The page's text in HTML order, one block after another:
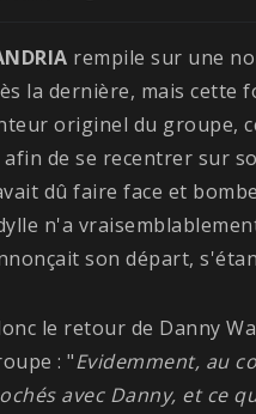
rempile sur une
la dernière, mais cette
originel du groupe,
de se recentrer sur
dû faire face et
n'a
son départ,
le retour de Danny
: "Evidemment, au
avec Danny, et ce